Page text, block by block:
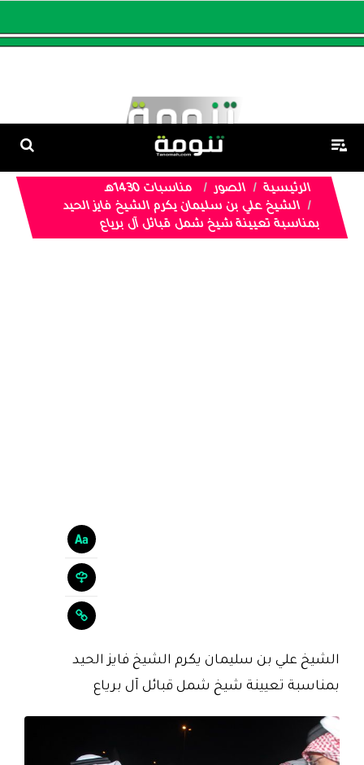
الرئيسية الصور
مناسبات 1430هـ
الشيخ علي بن سليمان يكرم الشيخ فايز الحيد
بمناسبة تعيينة شيخ شمل قبائل آل برياع
الشيخ علي بن سليمان يكرم الشيخ فايز الحيد
بمناسبة تعيينة شيخ شمل قبائل آل برياع